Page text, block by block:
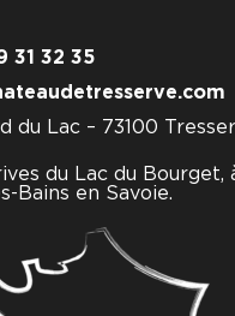
31 32 35
du Lac – 73100
du Lac du Bourget,
Bains en Savoie.